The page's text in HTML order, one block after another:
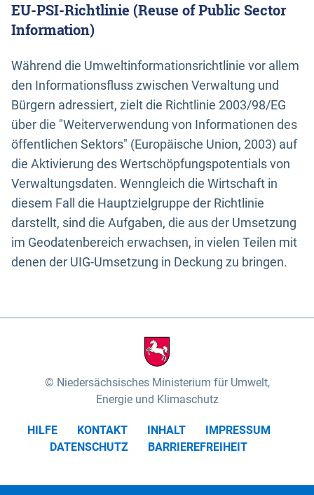
EU-PSI-Richtlinie (Reuse of Public Sector
Information)
Während die Umweltinformationsrichtlinie vor allem
den Informationsfluss zwischen Verwaltung und
Bürgern adressiert, zielt die Richtlinie 2003/98/EG
über die "Weiterverwendung von Informationen des
öffentlichen Sektors" (Europäische Union, 2003) auf
die Aktivierung des Wertschöpfungspotentials von
Verwaltungsdaten. Wenngleich die Wirtschaft in
diesem Fall die Hauptzielgruppe der Richtlinie
darstellt, sind die Aufgaben, die aus der Umsetzung
im Geodatenbereich erwachsen, in vielen Teilen mit
denen der UIG-Umsetzung in Deckung zu bringen.
Niedersächsisches Ministerium für Umwelt,
Energie und Klimaschutz
HILFE KONTAKT INHALT
IMPRESSUM
DATENSCHUTZ
BARRIEREFREIHEIT